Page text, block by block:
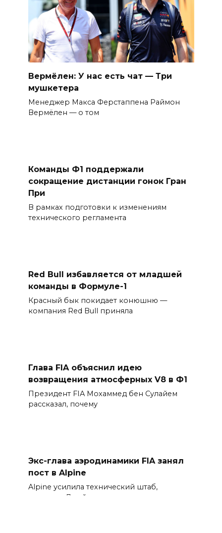
Вермёлен: У нас есть чат — Три
мушкетера
Менеджер Макса Ферстаппена Раймон
Вермёлен — о том
Команды Ф1 поддержали
сокращение дистанции гонок Гран
При
В рамках подготовки к изменениям
технического регламента
Red Bull избавляется от младшей
команды в Формуле-1
Красный бык покидает конюшню —
компания Red Bull приняла
Глава FIA объяснил идею
возвращения атмосферных V8 в Ф1
Президент FIA Мохаммед бен Сулайем
рассказал, почему
Экс-глава аэродинамики FIA занял
пост в Alpine
Alpine усилила технический штаб,
назначив Джейсона